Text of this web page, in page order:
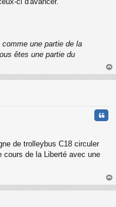
une partie de la
êtes une partie du
au
de trolleybus C18 circuler
cours de la Liberté avec une
au